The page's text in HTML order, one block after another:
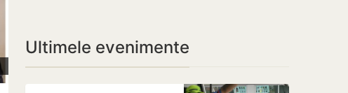
Ultimele evenimente